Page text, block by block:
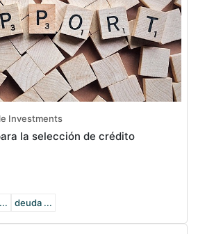
Investments
la selección de crédito
deuda ...